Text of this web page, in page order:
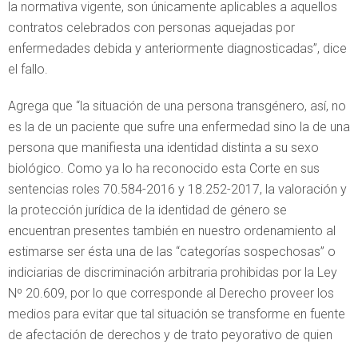
la normativa vigente, son únicamente aplicables a aquellos
contratos celebrados con personas aquejadas por
enfermedades debida y anteriormente diagnosticadas”, dice
el fallo.
Agrega que “la situación de una persona transgénero, así, no
es la de un paciente que sufre una enfermedad sino la de una
persona que manifiesta una identidad distinta a su sexo
biológico. Como ya lo ha reconocido esta Corte en sus
sentencias roles 70.584-2016 y 18.252-2017, la valoración y
la protección jurídica de la identidad de género se
encuentran presentes también en nuestro ordenamiento al
estimarse ser ésta una de las “categorías sospechosas” o
indiciarias de discriminación arbitraria prohibidas por la Ley
Nº 20.609, por lo que corresponde al Derecho proveer los
medios para evitar que tal situación se transforme en fuente
de afectación de derechos y de trato peyorativo de quien